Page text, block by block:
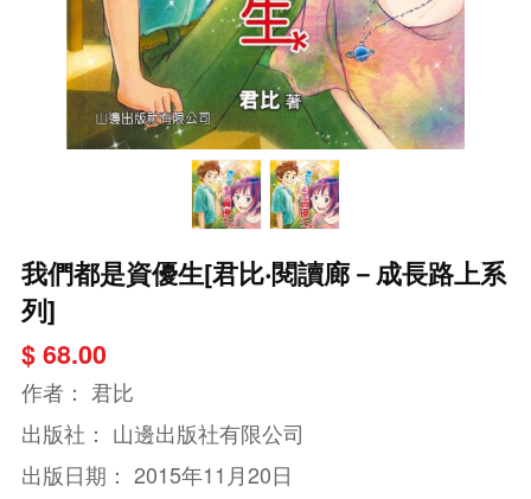
我們都是資優生[君比‧閱讀廊－成長路上系
列]
$ 68.00
作者： 君比
出版社： 山邊出版社有限公司
出版日期： 2015年11月20日